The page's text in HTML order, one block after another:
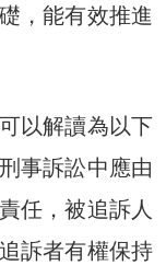
，能有效推進
以解讀為以下
事訴訟中應由
任，被追訴人
訴者有權保持